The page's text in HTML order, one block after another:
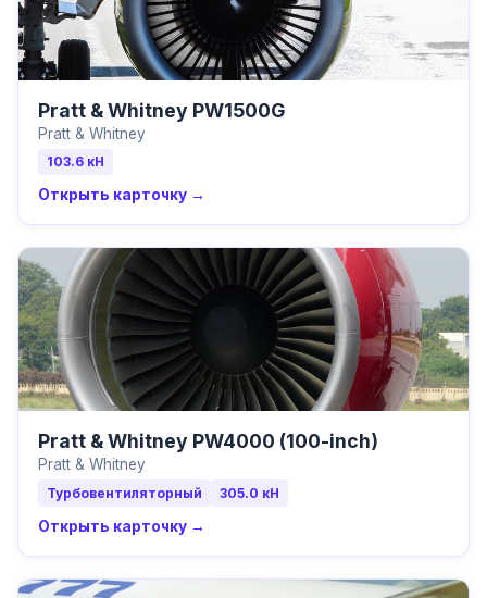
Pratt & Whitney PW1500G
Pratt & Whitney
103.6кН
Открыть карточку →
Pratt & Whitney PW4000 (100-inch)
Pratt & Whitney
Турбовентиляторный 305.0 кН
Открыть карточку →